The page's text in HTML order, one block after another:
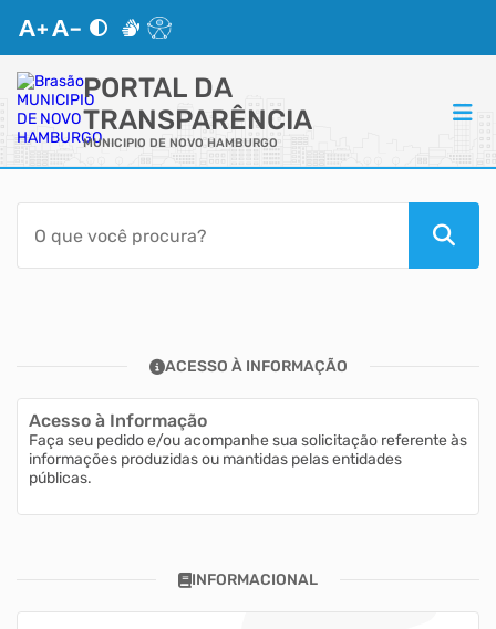
PORTAL DA
TRANSPARÊNCIA
MUNICIPIO DE NOVO HAMBURGO
ACESSO RÁPIDO
Acessibilidade
Autoatendimento
Mapa do Site
ACESSO À INFORMAÇÃO
Acesso à Informação
Faça seu pedido e/ou acompanhe sua solicitação referente às
informações produzidas ou mantidas pelas entidades
públicas.
INFORMACIONAL